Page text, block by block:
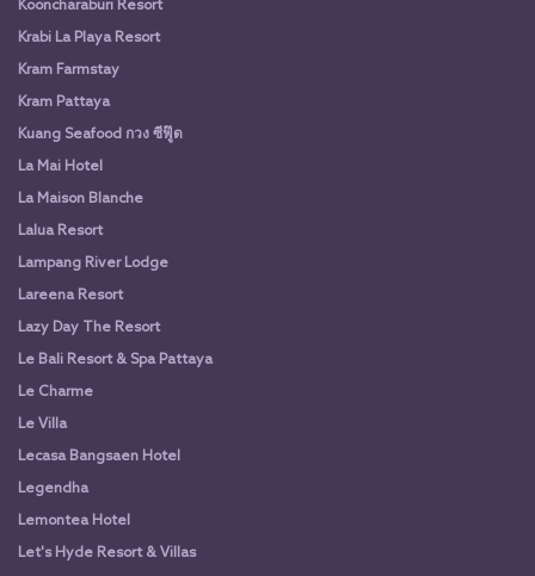
Kooncharaburi Resort
Krabi La Playa Resort
Kram Farmstay
Kram Pattaya
Kuang Seafood กวง ซีฟู๊ด
La Mai Hotel
La Maison Blanche
Lalua Resort
Lampang River Lodge
Lareena Resort
Lazy Day The Resort
Le Bali Resort & Spa Pattaya
Le Charme
Le Villa
Lecasa Bangsaen Hotel
Legendha
Lemontea Hotel
Let's Hyde Resort & Villas